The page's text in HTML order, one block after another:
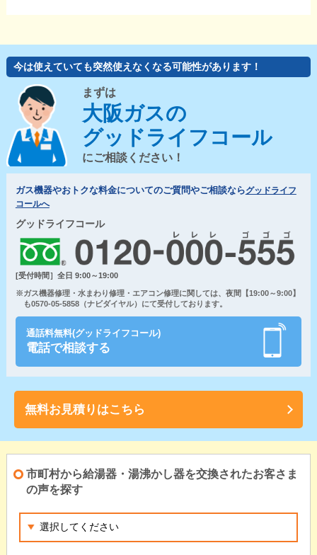
今は使えていても突然使えなくなる可能性があります！
まずは
大阪ガスの
グッドライフコール
にご相談ください！
ガス機器やおトクな料金についてのご質問やご相談ならグッドライフ
コールへ
グッドライフコール
[受付時間］全日 9:00～19:00
※ガス機器修理・水まわり修理・エアコン修理に関しては、夜間【19:00～9:00】
も0570-05-5858（ナビダイヤル）にて受付しております。
通話料無料(グッドライフコール)
電話で相談する
無料お見積りはこちら
市町村から給湯器・湯沸かし器を交換されたお客さま
の声を探す